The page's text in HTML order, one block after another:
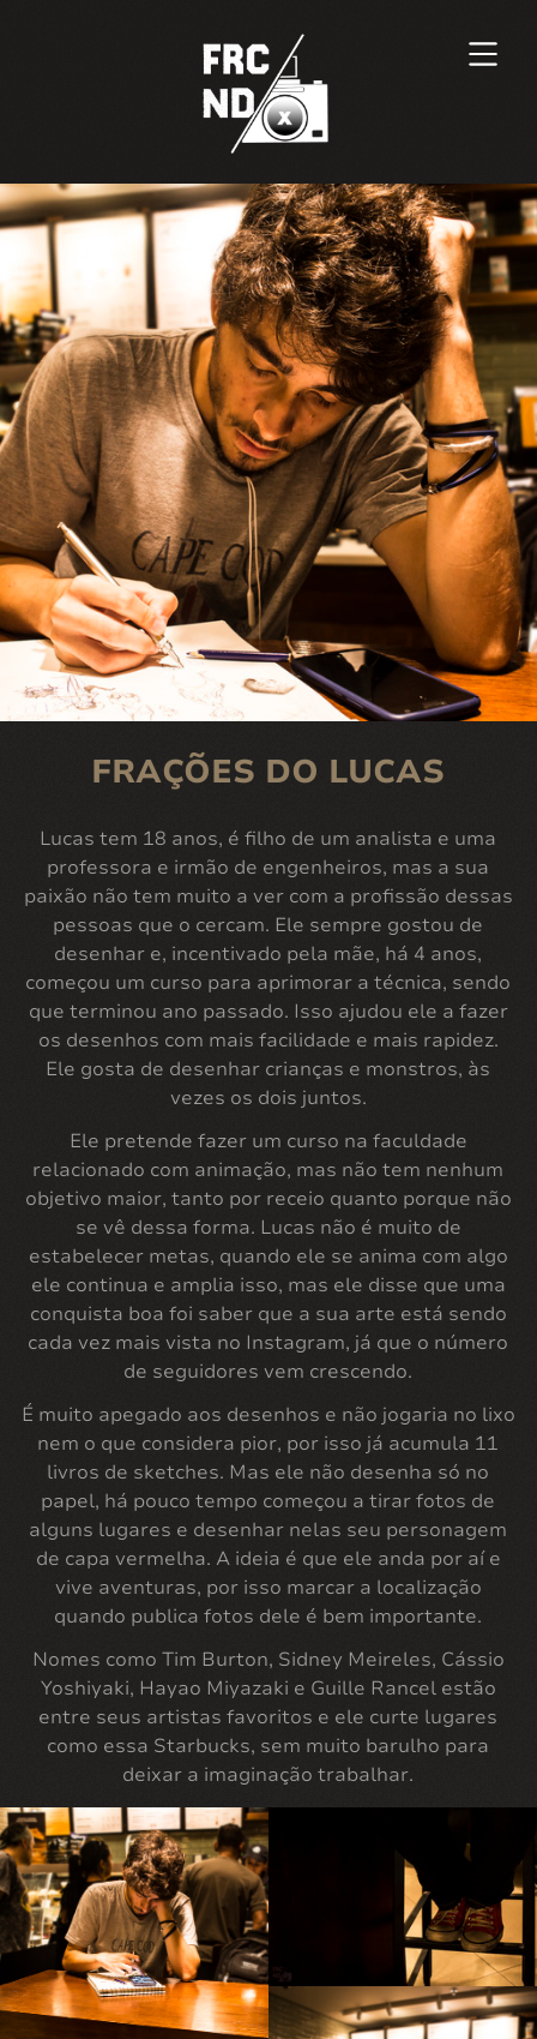
FRAÇÕES DO LUCAS
Lucas tem 18 anos, é filho de um analista e uma
professora e irmão de engenheiros, mas a sua
paixão não tem muito a ver com a profissão dessas
pessoas que o cercam. Ele sempre gostou de
desenhar e, incentivado pela mãe, há 4 anos,
começou um curso para aprimorar a técnica, sendo
que terminou ano passado. Isso ajudou ele a fazer
os desenhos com mais facilidade e mais rapidez.
Ele gosta de desenhar crianças e monstros, às
vezes os dois juntos.
Ele pretende fazer um curso na faculdade
relacionado com animação, mas não tem nenhum
objetivo maior, tanto por receio quanto porque não
se vê dessa forma. Lucas não é muito de
estabelecer metas, quando ele se anima com algo
ele continua e amplia isso, mas ele disse que uma
conquista boa foi saber que a sua arte está sendo
cada vez mais vista no Instagram, já que o número
de seguidores vem crescendo.
É muito apegado aos desenhos e não jogaria no lixo
nem o que considera pior, por isso já acumula 11
livros de sketches. Mas ele não desenha só no
papel, há pouco tempo começou a tirar fotos de
alguns lugares e desenhar nelas seu personagem
de capa vermelha. A ideia é que ele anda por aí e
vive aventuras, por isso marcar a localização
quando publica fotos dele é bem importante.
Nomes como Tim Burton, Sidney Meireles, Cássio
Yoshiyaki, Hayao Miyazaki e Guille Rancel estão
entre seus artistas favoritos e ele curte lugares
como essa Starbucks, sem muito barulho para
deixar a imaginação trabalhar.